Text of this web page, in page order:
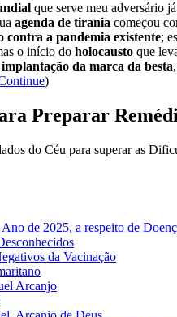
que serve meu adversário
agenda de tirania começou
contra a pandemia existente;
o início do holocausto que
implantação da marca da besta
)
Preparar
do Céu para superar as
de 2025, a respeito de
da Vacinação
Arcanjo